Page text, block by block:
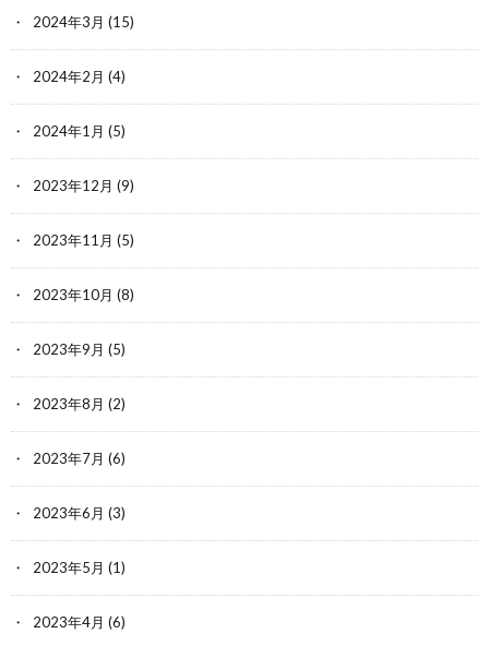
2024年3月 (15)
2024年2月 (4)
2024年1月 (5)
2023年12月 (9)
2023年11月 (5)
2023年10月 (8)
2023年9月 (5)
2023年8月 (2)
2023年7月 (6)
2023年6月 (3)
2023年5月 (1)
2023年4月 (6)